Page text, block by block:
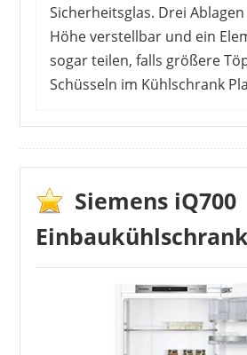
Sicherheitsglas. Drei
Höhe verstellbar und ein
sogar teilen, falls größere
Schüsseln im Kühlschrank
In den Kundenmeinungen ist
Digitalanzeige die Rede. Der
überzeugt also mit seiner
allem mit seinem leisen
unauffällig und lässt sich direkt
Küchenschrank einbauen. Viele
entscheiden sich für eine
wird die helle LED Beleuchtung
seitlich flach integriert ist und
scheint. Abzug gibt es
Siemens iQ700